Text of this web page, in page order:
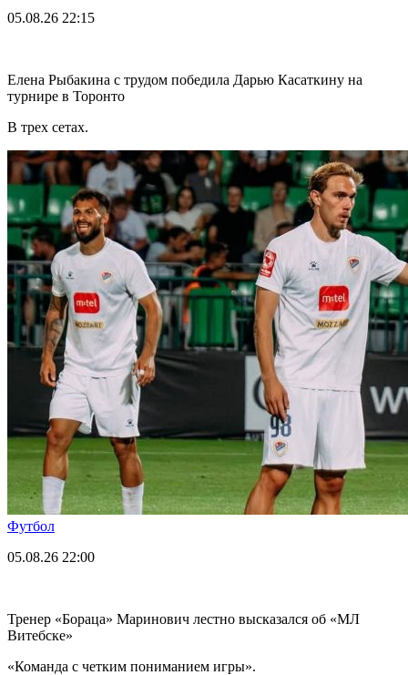
05.08.26 22:15
Елена Рыбакина с трудом победила Дарью Касаткину на
турнире в Торонто
В трех сетах.
Футбол
05.08.26 22:00
Тренер «Бораца» Маринович лестно высказался об «МЛ
Витебске»
«Команда с четким пониманием игры».